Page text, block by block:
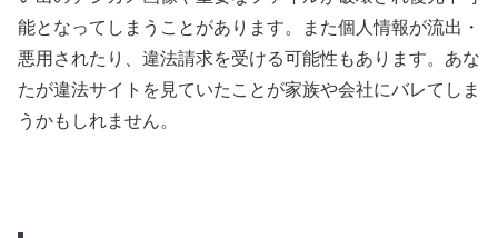
能となってしまうことがあります。また個人情報が流出・
悪用されたり、違法請求を受ける可能性もあります。あな
たが違法サイトを見ていたことが家族や会社にバレてしま
うかもしれません。